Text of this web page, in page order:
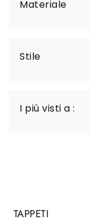
Materiale
Stile
I più visti a :
TAPPETI